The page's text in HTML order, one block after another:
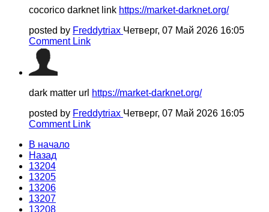
cocorico darknet link https://market-darknet.org/
posted by Freddytriax Четверг, 07 Май 2026 16:05
Comment Link
dark matter url https://market-darknet.org/
posted by Freddytriax Четверг, 07 Май 2026 16:05
Comment Link
В начало
Назад
13204
13205
13206
13207
13208